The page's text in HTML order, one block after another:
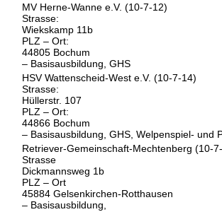
MV Herne-Wanne e.V. (10-7-12)
Strasse:
Wiekskamp 11b
PLZ – Ort:
44805 Bochum
– Basisausbildung, GHS
HSV Wattenscheid-West e.V. (10-7-14)
Strasse:
Hüllerstr. 107
PLZ – Ort:
44866 Bochum
– Basisausbildung, GHS, Welpenspiel- und
Retriever-Gemeinschaft-Mechtenberg (10-
Strasse
Dickmannsweg 1b
PLZ – Ort
45884 Gelsenkirchen-Rotthausen
– Basisausbildung,